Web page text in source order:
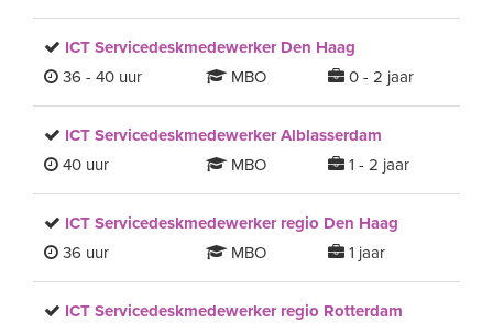
ICT Servicedeskmedewerker Den Haag
36 - 40 uur
MBO 0 - 2 jaar
ICT Servicedeskmedewerker Alblasserdam
40 uur
MBO 1 - 2 jaar
ICT Servicedeskmedewerker regio Den Haag
36 uur
MBO 1 jaar
ICT Servicedeskmedewerker regio Rotterdam